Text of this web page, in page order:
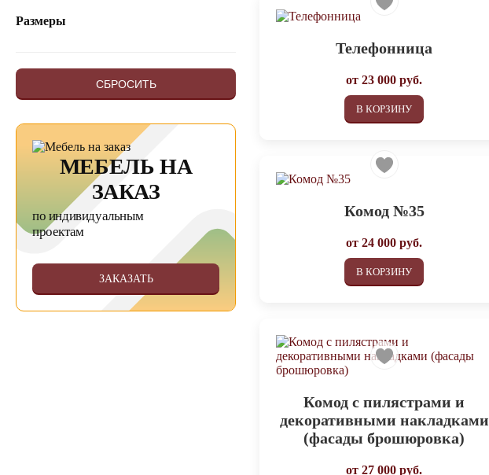
Размеры
СБРОСИТЬ
МЕБЕЛЬ НА
ЗАКАЗ
по индивидуальным
проектам
ЗАКАЗАТЬ
Телефонница
от23 000 руб.
В КОРЗИНУ
Комод №35
от24 000 руб.
В КОРЗИНУ
Комод с пилястрами и
декоративными накладками
(фасады брошюровка)
от27 000 руб.